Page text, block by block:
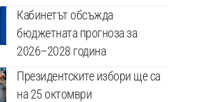
Кабинетът обсъжда
бюджетната прогноза за
2026–2028 година
Президентските избори ще са
на 25 октомври